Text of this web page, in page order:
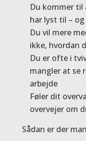
Du kommer til
har lyst til –
Du vil mere
ikke, hvordan
Du er ofte i
mangler at se
arbejde
Føler dit
overvejer om
Sådan er der